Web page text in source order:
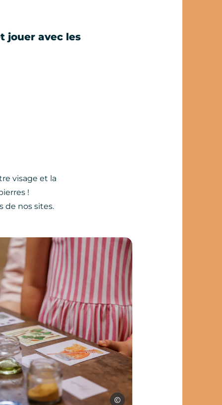
jouer avec les
visage et la
!
de nos sites.
Julien Herrero